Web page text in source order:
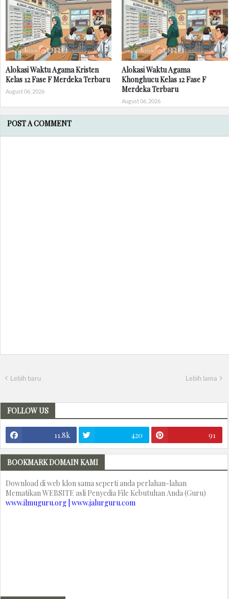
Alokasi Waktu Agama Kristen
Kelas 12 Fase F Merdeka Terbaru
August 06, 2026
Alokasi Waktu Agama
Khonghucu Kelas 12 Fase F
Merdeka Terbaru
August 06, 2026
POST A COMMENT
Lebih baru Lebih lama
FOLLOW US
11.8k 420 91
BOOKMARK DOMAIN KAMI
Download di web klon sama seperti anda perlahan-lahan
Mematikan WEBSITE asli Penyedia File Kebutuhan Anda (Guru)
www.ilmuguru.org | www.jalurguru.com